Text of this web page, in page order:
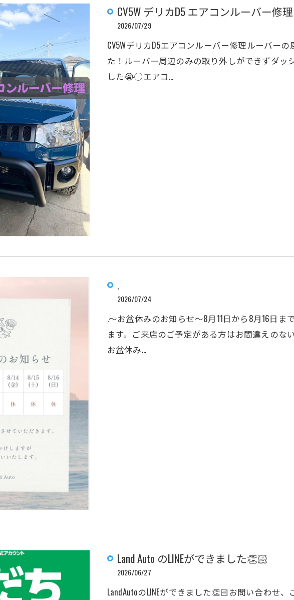
CV5W デリカD5 エアコンルーバー修理
2026/07/29
CV5WデリカD5エアコンルーバー修理ルーバー
た！ルーバー周辺のみの取り外しができずダ
した😭◯エアコ…
.
2026/07/24
.〜お盆休みのお知らせ〜8月11日から8月16日
ます。ご来店のご予定がある方はお間違えのな
お盆休み…
Land Auto のLINEができました👏🏻
2026/06/27
LandAutoのLINEができました👏🏻お問い合わせ